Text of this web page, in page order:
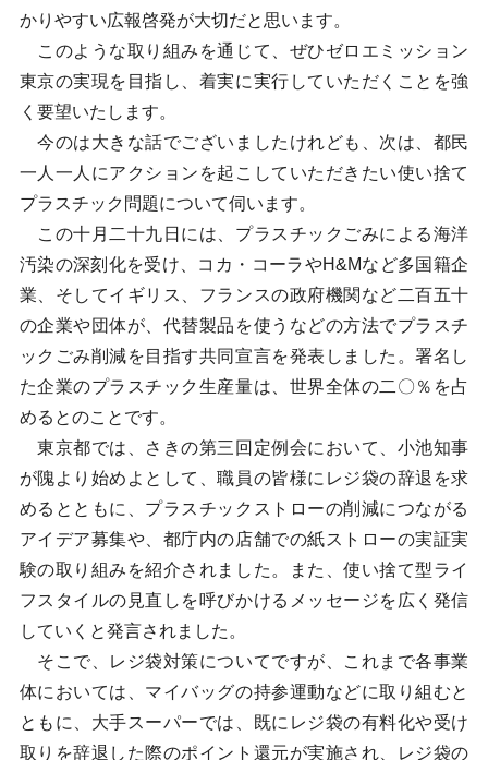
かりやすい広報啓発が大切だと思います。
このような取り組みを通じて、ぜひゼロエミッション
東京の実現を目指し、着実に実行していただくことを強
く要望いたします。
今のは大きな話でございましたけれども、次は、都民
一人一人にアクションを起こしていただきたい使い捨て
プラスチック問題について伺います。
この十月二十九日には、プラスチックごみによる海洋
汚染の深刻化を受け、コカ・コーラやH&Mなど多国籍企
業、そしてイギリス、フランスの政府機関など二百五十
の企業や団体が、代替製品を使うなどの方法でプラスチ
ックごみ削減を目指す共同宣言を発表しました。署名し
た企業のプラスチック生産量は、世界全体の二〇％を占
めるとのことです。
東京都では、さきの第三回定例会において、小池知事
が隗より始めよとして、職員の皆様にレジ袋の辞退を求
めるとともに、プラスチックストローの削減につながる
アイデア募集や、都庁内の店舗での紙ストローの実証実
験の取り組みを紹介されました。また、使い捨て型ライ
フスタイルの見直しを呼びかけるメッセージを広く発信
していくと発言されました。
そこで、レジ袋対策についてですが、これまで各事業
体においては、マイバッグの持参運動などに取り組むと
ともに、大手スーパーでは、既にレジ袋の有料化や受け
取りを辞退した際のポイント還元が実施され、レジ袋の